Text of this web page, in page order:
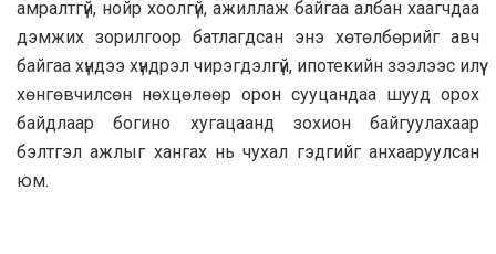
амралтгүй, нойр хоолгүй, ажиллаж байгаа албан хаагчдаа
дэмжих зорилгоор батлагдсан энэ хөтөлбөрийг авч
байгаа хүндээ хүндрэл чирэгдэлгүй, ипотекийн зээлээс илүү
хөнгөвчилсөн нөхцөлөөр орон сууцандаа шууд орох
байдлаар богино хугацаанд зохион байгуулахаар
бэлтгэл ажлыг хангах нь чухал гэдгийг анхааруулсан
юм.